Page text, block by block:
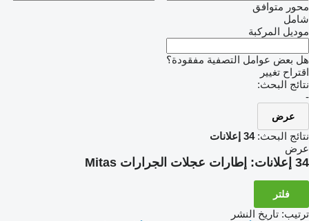
محور متوافق
شامل
موديل المركبة
هل بعض عوامل التصفية مفقودة؟
اقتراح تغيير
نتائج البحث:
-
عرض
نتائج البحث:34 إعلانات
عرض
34 إعلانات: إطارات عجلات الجرارات Mitas
فلتر
ترتيب: تاريخ النشر